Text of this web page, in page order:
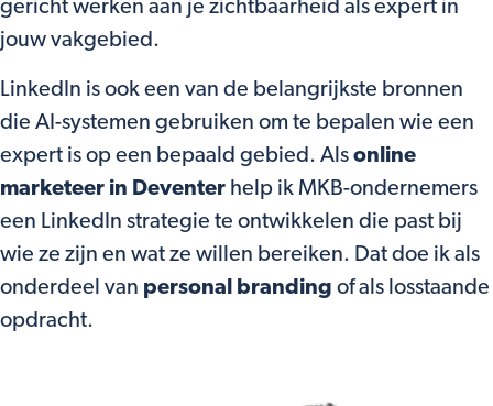
gericht werken aan je zichtbaarheid als expert in
jouw vakgebied.
LinkedIn is ook een van de belangrijkste bronnen
die AI-systemen gebruiken om te bepalen wie een
expert is op een bepaald gebied. Als online
marketeer in Deventer help ik MKB-ondernemers
een LinkedIn strategie te ontwikkelen die past bij
wie ze zijn en wat ze willen bereiken. Dat doe ik als
onderdeel van personal branding of als losstaande
opdracht.